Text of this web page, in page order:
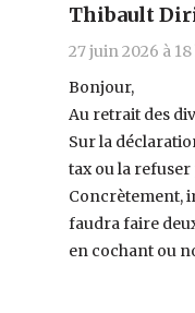
Thibault
27 juin 2026 à
Bonjour,
Au retrait des
Sur la
tax ou la
Concrètement,
faudra faire
en cochant ou